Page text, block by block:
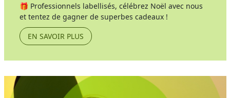
🎁 Professionnels labellisés, célébrez Noël avec nous
et tentez de gagner de superbes cadeaux !
EN SAVOIR PLUS